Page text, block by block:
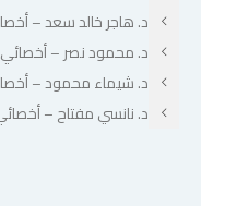
د. هاجر خالد سعد –
د. محمود نصر – أخصائي
د. شيماء محمود –
د. نانسي مفتاح –